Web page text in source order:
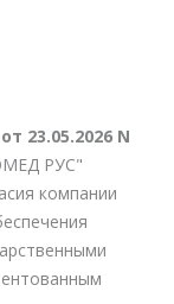
23.05.2026 N
РУС"
компании